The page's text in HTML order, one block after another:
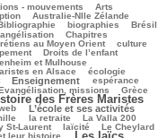
- mouvements Arts
Australie-Nlle Zélande
biographies Brésil
Chapitres
au Moyen Orient culture
Droits de l’enfant
et Mulhouse
en Alsace écologie
Enseignement espérance
missions Grèce
des Frères Maristes
L’école et ses activités
la retraite La Valla 200
St-Laurent laïcité Le Cheylard